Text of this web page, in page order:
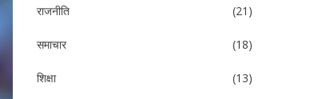
राजनीति (21)
समाचार (18)
शिक्षा (13)